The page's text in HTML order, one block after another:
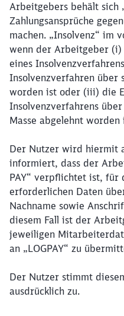
Arbeitgebers behält sich
Zahlungsansprüche
machen. „Insolvenz“ im
wenn der Arbeitgeber (i)
eines
Insolvenzverfahren über
worden ist oder (iii) die
Insolvenzverfahrens
Masse abgelehnt worden
Der Nutzer wird hiermit
informiert, dass der
PAY“ verpflichtet ist, für
erforderlichen Daten
Nachname sowie
diesem Fall ist der
jeweiligen
an „LOGPAY“ zu
Der Nutzer stimmt
ausdrücklich zu.